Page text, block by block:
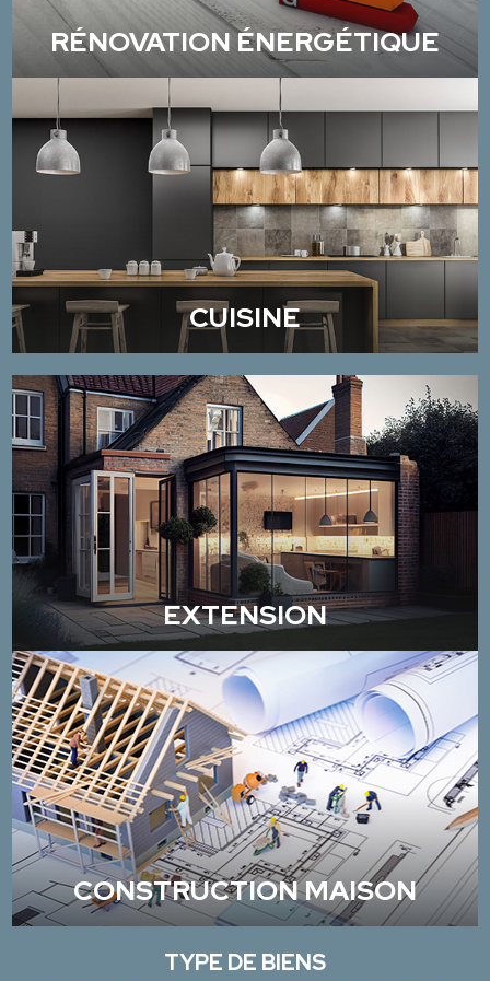
RÉNOVATION ÉNERGÉTIQUE
CUISINE
EXTENSION
CONSTRUCTION MAISON
TYPE DE BIENS